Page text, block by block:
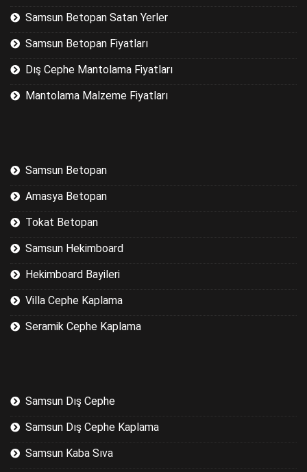
Samsun Betopan Satan Yerler
Samsun Betopan Fiyatları
Dış Cephe Mantolama Fiyatları
Mantolama Malzeme Fiyatları
Samsun Betopan
Amasya Betopan
Tokat Betopan
Samsun Hekimboard
Hekimboard Bayileri
Villa Cephe Kaplama
Seramik Cephe Kaplama
Samsun Dış Cephe
Samsun Dış Cephe Kaplama
Samsun Kaba Sıva